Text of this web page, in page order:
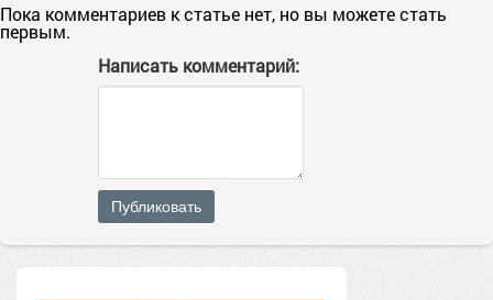
Пока комментариев к статье нет, но вы можете стать
первым.
Написать комментарий:
Публиковать